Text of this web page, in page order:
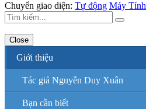
Chuyển giao diện: Tự động Máy Tính
Close
Giới thiệu
Tác giả Nguyễn Duy Xuân
Bạn cần biết